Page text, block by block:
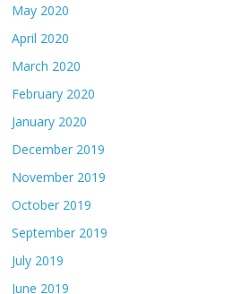
May 2020
April 2020
March 2020
February 2020
January 2020
December 2019
November 2019
October 2019
September 2019
July 2019
June 2019